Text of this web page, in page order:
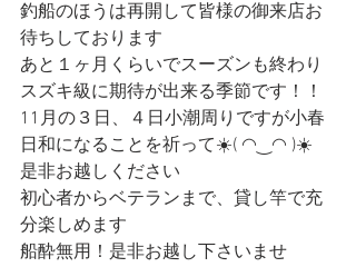
釣船のほうは再開して皆様の御来店お
待ちしております
あと１ヶ月くらいでスーズンも終わり
スズキ級に期待が出来る季節です！！
11月の３日、４日小潮周りですが小春
日和になることを祈って☀️( ◠‿◠ )☀️
是非お越しください
初心者からベテランまで、貸し竿で充
分楽しめます
船酔無用！是非お越し下さいませ